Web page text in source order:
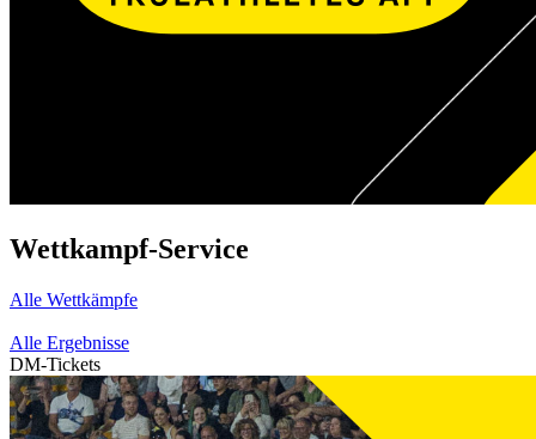
Wettkampf-Service
Alle Wettkämpfe
Alle Ergebnisse
DM-Tickets